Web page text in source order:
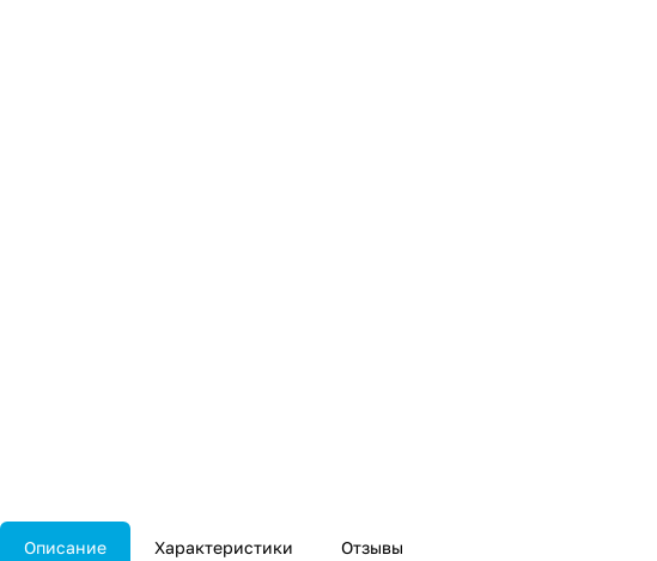
Описание Характеристики Отзывы